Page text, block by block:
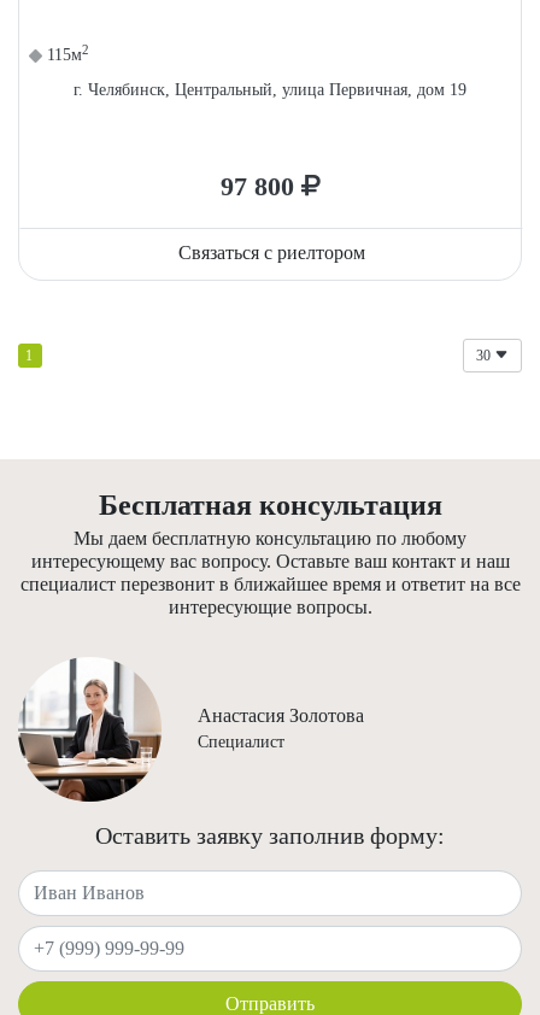
115м2
г. Челябинск, Центральный, улица Первичная, дом 19
97 800
Связаться с риелтором
1 30
Бесплатная консультация
Мы даем бесплатную консультацию по любому
интересующему вас вопросу. Оставьте ваш контакт и наш
специалист перезвонит в ближайшее время и ответит на все
интересующие вопросы.
Анастасия Золотова
Специалист
Оставить заявку заполнив форму:
Ваше имя
Ваш телефон
Отправить